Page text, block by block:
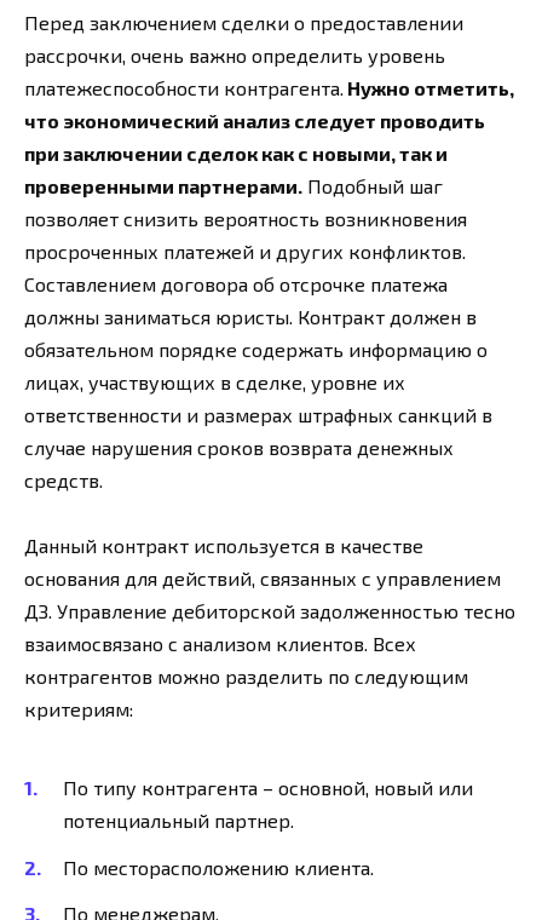
Перед заключением сделки о предоставлении
рассрочки, очень важно определить уровень
платежеспособности контрагента. Нужно отметить,
что экономический анализ следует проводить
при заключении сделок как с новыми, так и
проверенными партнерами. Подобный шаг
позволяет снизить вероятность возникновения
просроченных платежей и других конфликтов.
Составлением договора об отсрочке платежа
должны заниматься юристы. Контракт должен в
обязательном порядке содержать информацию о
лицах, участвующих в сделке, уровне их
ответственности и размерах штрафных санкций в
случае нарушения сроков возврата денежных
средств.
Данный контракт используется в качестве
основания для действий, связанных с управлением
ДЗ. Управление дебиторской задолженностью тесно
взаимосвязано с анализом клиентов. Всех
контрагентов можно разделить по следующим
критериям:
По типу контрагента – основной, новый или
потенциальный партнер.
По месторасположению клиента.
По менеджерам.